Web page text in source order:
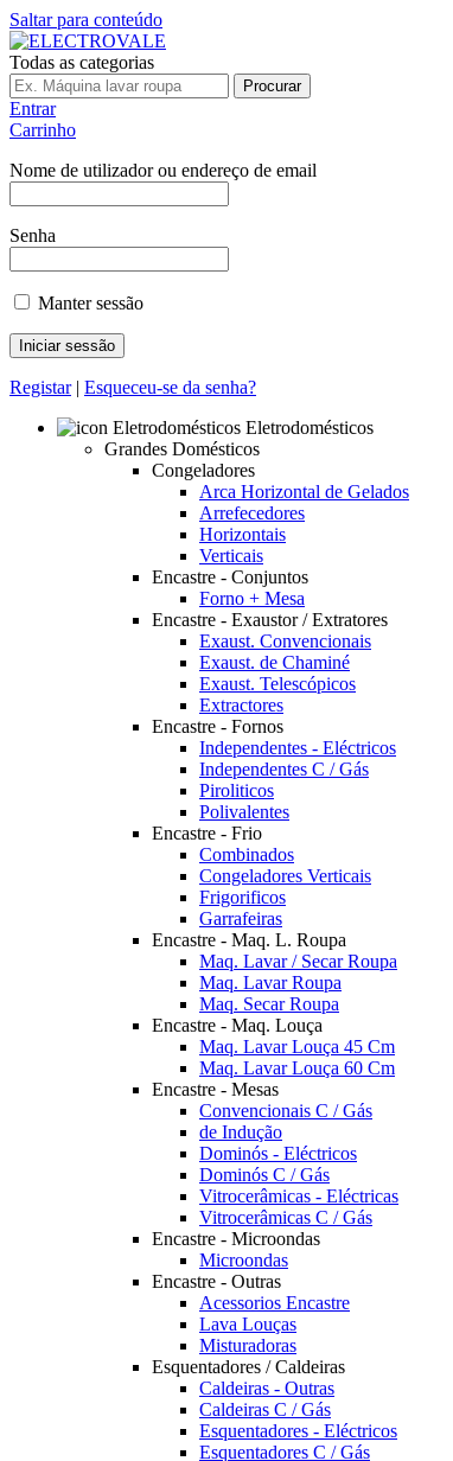
Saltar para conteúdo
Todas as categorias
Procurar
Entrar
Carrinho
Nome de utilizador ou endereço de email
Senha
Manter sessão
Registar| Esqueceu-se da senha?
Eletrodomésticos
Grandes Domésticos
Congeladores
Arca Horizontal de Gelados
Arrefecedores
Horizontais
Verticais
Encastre - Conjuntos
Forno + Mesa
Encastre - Exaustor / Extratores
Exaust. Convencionais
Exaust. de Chaminé
Exaust. Telescópicos
Extractores
Encastre - Fornos
Independentes - Eléctricos
Independentes C / Gás
Piroliticos
Polivalentes
Encastre - Frio
Combinados
Congeladores Verticais
Frigorificos
Garrafeiras
Encastre - Maq. L. Roupa
Maq. Lavar / Secar Roupa
Maq. Lavar Roupa
Maq. Secar Roupa
Encastre - Maq. Louça
Maq. Lavar Louça 45 Cm
Maq. Lavar Louça 60 Cm
Encastre - Mesas
Convencionais C / Gás
de Indução
Dominós - Eléctricos
Dominós C / Gás
Vitrocerâmicas - Eléctricas
Vitrocerâmicas C / Gás
Encastre - Microondas
Microondas
Encastre - Outras
Acessorios Encastre
Lava Louças
Misturadoras
Esquentadores / Caldeiras
Caldeiras - Outras
Caldeiras C / Gás
Esquentadores - Eléctricos
Esquentadores C / Gás